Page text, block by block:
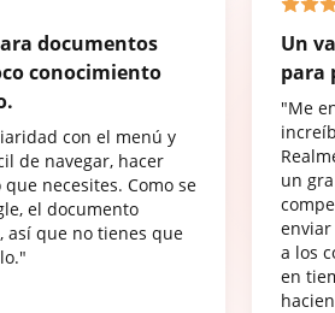
documentos
conocimiento
con el menú y
de navegar, hacer
necesites. Como se
el documento
así que no tienes que
Un
para
"Me
un
a los
en